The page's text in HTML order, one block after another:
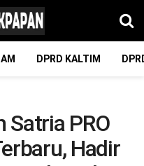
DPRD KALTIM
Satria PRO
Hadir